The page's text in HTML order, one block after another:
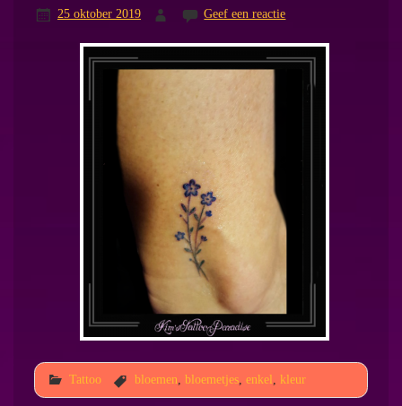
25 oktober 2019 Geef een reactie
Tattoo bloemen bloemetjes, enkel kleur